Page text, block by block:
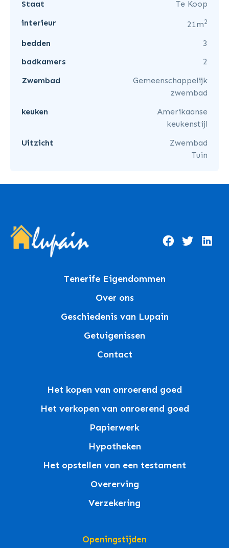
Staat
Te Koop
interieur
21m2
bedden
3
badkamers
2
Zwembad
Gemeenschappelijk
zwembad
keuken
Amerikaanse
keukenstijl
Uitzicht
Zwembad
Tuin
Tenerife Eigendommen
Over ons
Geschiedenis van Lupain
Getuigenissen
Contact
Het kopen van onroerend goed
Het verkopen van onroerend goed
Papierwerk
Hypotheken
Het opstellen van een testament
Overerving
Verzekering
Openingstijden